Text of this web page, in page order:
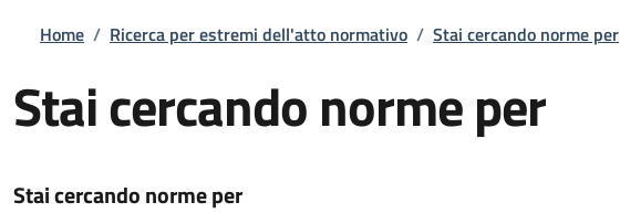
Briciole di pane
Home / Ricerca per estremi dell'atto normativo / Stai cercando norme per
Stai cercando norme per
Stai cercando norme per